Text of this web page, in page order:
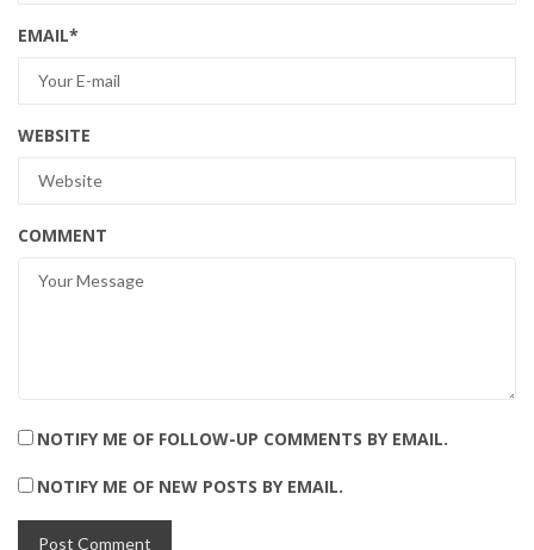
EMAIL*
WEBSITE
COMMENT
NOTIFY ME OF FOLLOW-UP COMMENTS BY EMAIL.
NOTIFY ME OF NEW POSTS BY EMAIL.